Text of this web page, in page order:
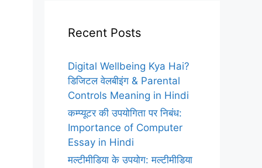
Recent Posts
Digital Wellbeing Kya Hai?
डिजिटल वेलबीइंग & Parental
Controls Meaning in Hindi
कम्प्यूटर की उपयोगिता पर निबंध:
Importance of Computer
Essay in Hindi
मल्टीमीडिया के उपयोग: मल्टीमीडिया